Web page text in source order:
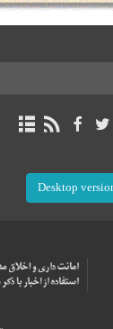
Desktop